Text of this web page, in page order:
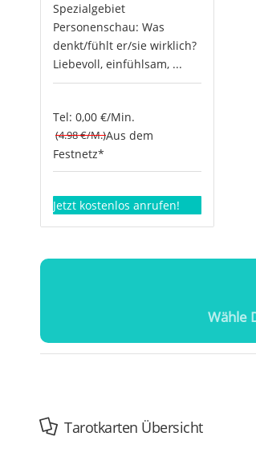
Spezialgebiet
Personenschau: Was
denkt/fühlt er/sie wirklich?
Liebevoll, einfühlsam, ...
Tel: 0,00 €/Min.
(4.98 €/M.)Aus dem
Festnetz*
Jetzt kostenlos anrufen!
Wähle
Tarotkarten Übersicht